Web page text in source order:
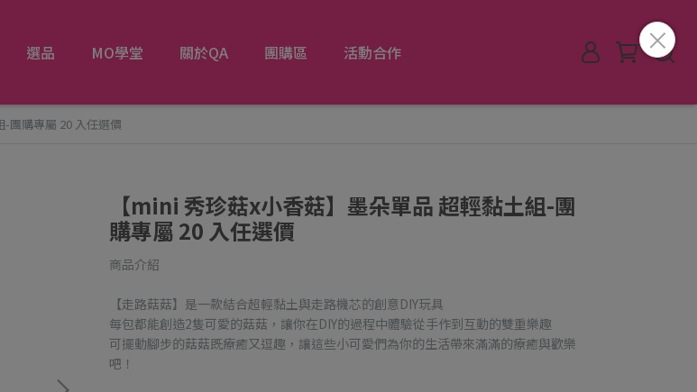
選品 MO學堂 關於QA 團購區 活動合作
-團購專屬 20 入任選價
【mini 秀珍菇x小香菇】墨朵單品 超輕黏土組-團
購專屬 20 入任選價
商品介紹
【走路菇菇】是一款結合超輕黏土與走路機芯的創意DIY玩具
每包都能創造2隻可愛的菇菇，讓你在DIY的過程中體驗從手作到互動的雙重樂趣
可擺動腳步的菇菇既療癒又逗趣，讓這些小可愛們為你的生活帶來滿滿的療癒與歡樂
吧！